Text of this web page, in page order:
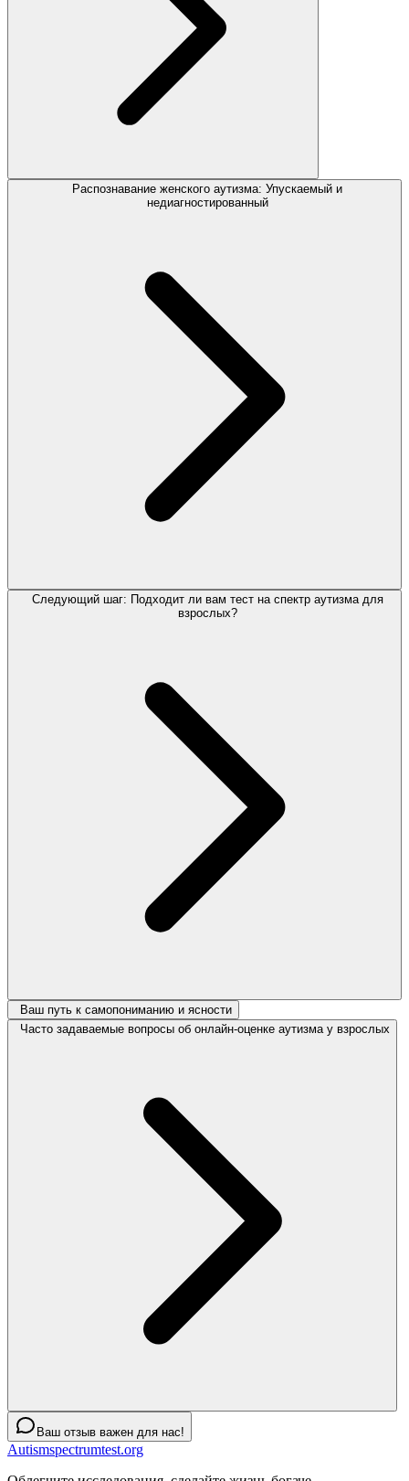
Распознавание женского аутизма: Упускаемый и
недиагностированный
Следующий шаг: Подходит ли вам тест на спектр аутизма для
взрослых?
Ваш путь к самопониманию и ясности
Часто задаваемые вопросы об онлайн-оценке аутизма у взрослых
Ваш отзыв важен для нас!
Autismspectrumtest.org